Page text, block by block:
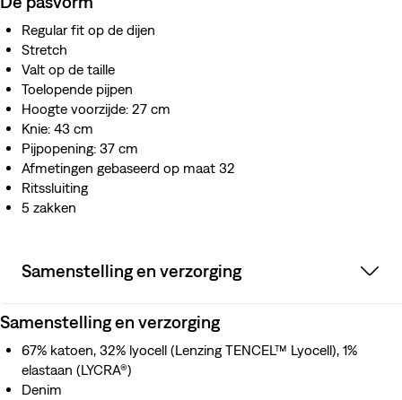
Regular fit op de dijen
Stretch
Valt op de taille
Toelopende pijpen
Hoogte voorzijde: 27 cm
Knie: 43 cm
Pijpopening: 37 cm
Afmetingen gebaseerd op maat 32
Ritssluiting
5 zakken
Samenstelling en verzorging
Samenstelling en verzorging
67% katoen, 32% lyocell (Lenzing TENCEL™ Lyocell), 1%
elastaan (LYCRA®)
Denim